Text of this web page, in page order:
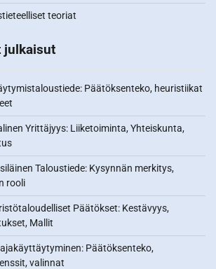
teoriat
julkaisut
Päätöksenteko, heuristiikat
Yrittäjyys: Liiketoiminta, Yhteiskunta,
Taloustiede: Kysynnän merkitys,
rooli
Päätökset: Kestävyys,
Mallit
Päätöksenteko,
valinnat